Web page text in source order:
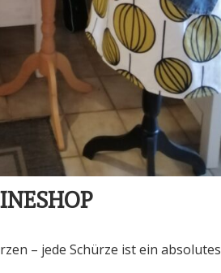
– jede Schürze ist ein absolutes